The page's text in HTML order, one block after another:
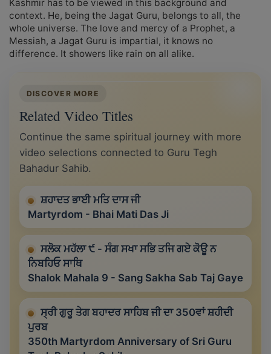
Kashmir has to be viewed in this background and
context. He, being the Jagat Guru, belongs to all, the
whole universe. The love and mercy of a Prophet, a
Messiah, a Jagat Guru is impartial, it knows no
difference. It showers like rain on all alike.
DISCOVER MORE
Related Video Titles
Continue the same spiritual journey with more
video selections connected to Guru Tegh
Bahadur Sahib.
ਸ਼ਹਾਦਤ ਭਾਈ ਮਤਿ ਦਾਸ ਜੀ
Martyrdom - Bhai Mati Das Ji
ਸਲੋਕ ਮਹੱਲਾ ੯ - ਸੰਗ ਸਖਾ ਸਭਿ ਤਜਿ ਗਏ ਕੋਊ ਨ
ਨਿਬਹਿਓ ਸਾਥਿ
Shalok Mahala 9 - Sang Sakha Sab Taj Gaye
ਸ੍ਰੀ ਗੁਰੂ ਤੇਗ ਬਹਾਦਰ ਸਾਹਿਬ ਜੀ ਦਾ 350ਵਾਂ ਸ਼ਹੀਦੀ
ਪੁਰਬ
350th Martyrdom Anniversary of Sri Guru